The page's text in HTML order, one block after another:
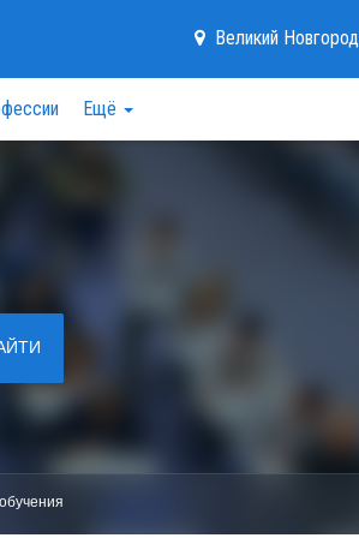
Великий Новгород
Ещё